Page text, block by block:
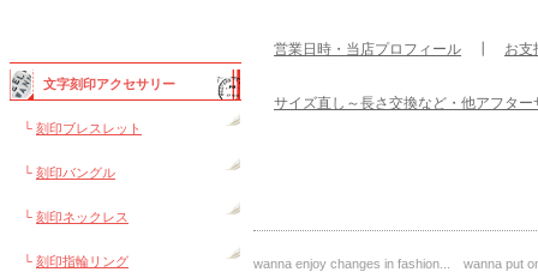
文字刻印アクセサリー
└ 刻印ブレスレット
└ 刻印バングル
└ 刻印ネックレス
└ 刻印指輪リング
営業日時・当店プロフィール お支
サイズ直し～長さ交換など・他アフタ
wanna enjoy changes in fashion... wanna put